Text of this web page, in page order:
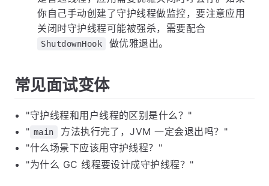
你自己手动创建了守护线程做监控，要注意应用
关闭时守护线程可能被强杀，需要配合
ShutdownHook 做优雅退出。
常见面试变体
"守护线程和用户线程的区别是什么？"
" main
方法执行完了，JVM 一定会退出吗？"
"什么场景下应该用守护线程？"
"为什么 GC 线程要设计成守护线程？"